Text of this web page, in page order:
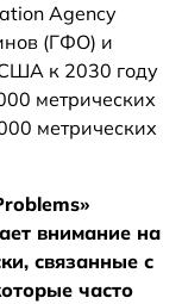
Agency
(ГФО) и
к 2030 году
метрических
метрических
внимание на
связанные с
часто